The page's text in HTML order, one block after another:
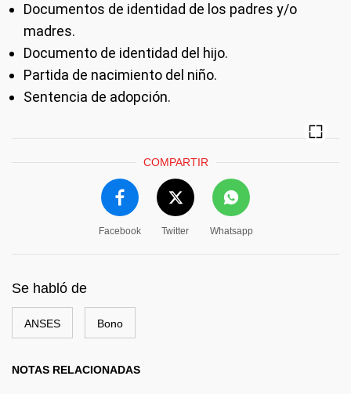
Documentos de identidad de los padres y/o
madres.
Documento de identidad del hijo.
Partida de nacimiento del niño.
Sentencia de adopción.
COMPARTIR
Facebook Twitter Whatsapp
Se habló de
ANSES Bono
NOTAS RELACIONADAS